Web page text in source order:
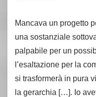
Mancava un progetto
una sostanziale
palpabile per un
l’esaltazione per la
si trasformerà in pura
la gerarchia […]. Io